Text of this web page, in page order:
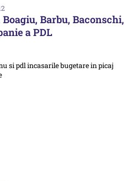
Barbu, Baconschi,
a PDL